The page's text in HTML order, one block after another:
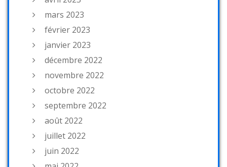
mars 2023
février 2023
janvier 2023
décembre 2022
novembre 2022
octobre 2022
septembre 2022
août 2022
juillet 2022
juin 2022